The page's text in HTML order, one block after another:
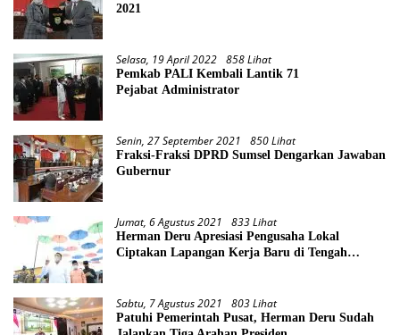
2021
Selasa, 19 April 2022 858 Lihat
Pemkab PALI Kembali Lantik 71
Pejabat Administrator
Senin, 27 September 2021 850 Lihat
Fraksi-Fraksi DPRD Sumsel Dengarkan Jawaban
Gubernur
Jumat, 6 Agustus 2021 833 Lihat
Herman Deru Apresiasi Pengusaha Lokal
Ciptakan Lapangan Kerja Baru di Tengah
Sabtu, 7 Agustus 2021 803 Lihat
Patuhi Pemerintah Pusat, Herman Deru Sudah